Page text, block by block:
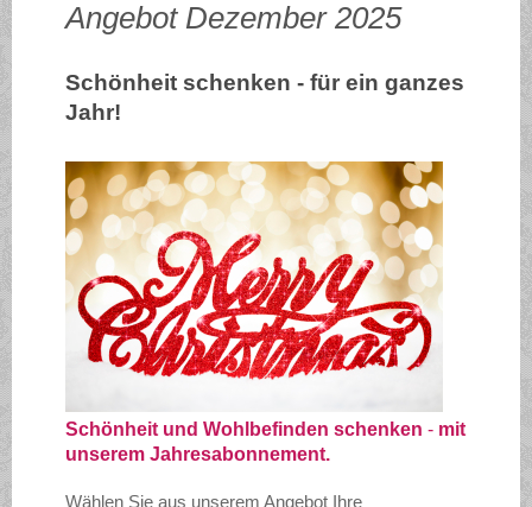
Angebot Dezember 2025
Schönheit schenken - für ein ganzes
Jahr!
Schönheit und Wohlbefinden schenken - mit
unserem Jahresabonnement.
Wählen Sie aus unserem Angebot Ihre